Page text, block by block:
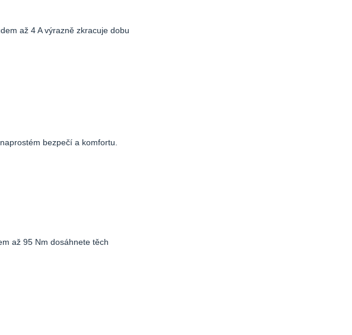
až 4 A výrazně zkracuje dobu
bezpečí a komfortu.
až 95 Nm dosáhnete těch